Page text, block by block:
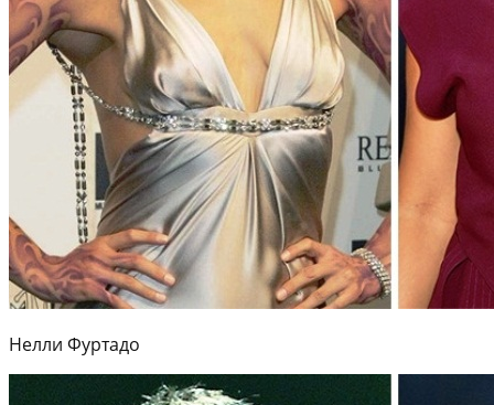
Нелли Фуртадо